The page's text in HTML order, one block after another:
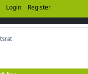
Login Register